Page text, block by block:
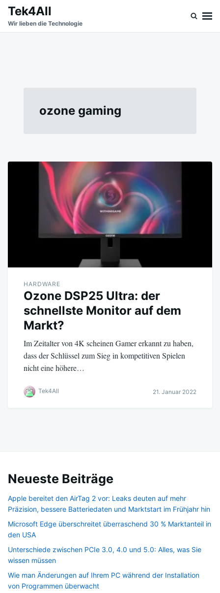
SkipSearch
for:
Tek4All
Wir lieben die Technologie
ozone gaming
HARDWARE
Ozone DSP25 Ultra: der
schnellste Monitor auf dem
Markt?
Im Zeitalter von 4K scheinen Gamer erkannt zu haben,
dass der Schlüssel zum Sieg in kompetitiven Spielen
nicht eine höhere…
Tek4All 21. Januar 2022
Neueste Beiträge
Apple bereitet den AirTag 2 vor: Leaks deuten auf mehr
Präzision, bessere Batteriedaten und Marktstart im Frühjahr hin
Microsoft Edge überschreitet überraschend 30 % Marktanteil in
den USA
Unterschiede zwischen PCIe 3.0, 4.0 und 5.0: Alles, was Sie
wissen müssen
Wie man Änderungen auf Ihrem PC während der Installation
von Programmen überwacht